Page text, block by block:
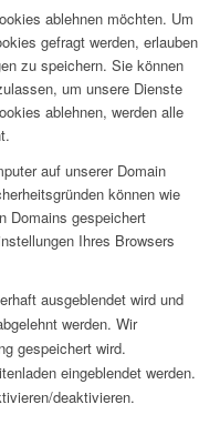
ablehnen möchten. Um
gefragt werden, erlauben
zu speichern. Sie können
um unsere Dienste
ablehnen, werden alle
auf unserer Domain
können wie
Domains gespeichert
Ihres Browsers
ausgeblendet wird und
werden. Wir
gespeichert wird.
eingeblendet werden.
deaktivieren.